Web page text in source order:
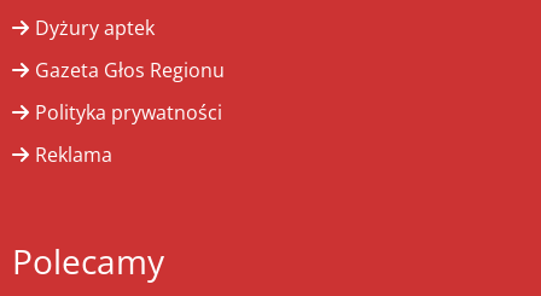
Dyżury aptek
Gazeta Głos Regionu
Polityka prywatności
Reklama
Polecamy